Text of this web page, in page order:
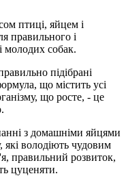
птиці, яйцем і
правильного і
молодих собак.
підібрані
що містить усі
що росте, - це
з домашніми яйцями
які володіють чудовим
правильний розвиток,
цуценяти.